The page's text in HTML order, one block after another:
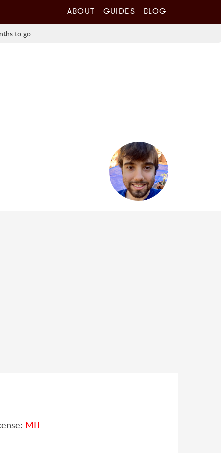
ABOUT GUIDES BLOG
to go.
MIT